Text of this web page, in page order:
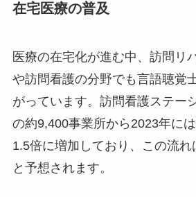
在宅医療の普及
医療の在宅化が進む中、訪問リ
や訪問看護の分野でも言語聴覚
がっています。訪問看護ステー
の約9,400事業所から2023年に
1.5倍に増加しており、この流れ
と予想されます。